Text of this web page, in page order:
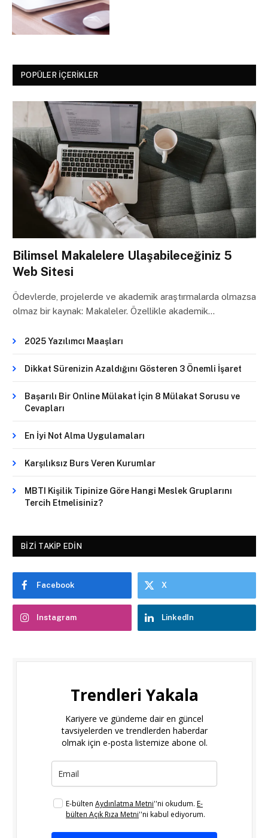
POPÜLER İÇERIKLER
Bilimsel Makalelere Ulaşabileceğiniz 5
Web Sitesi
Ödevlerde, projelerde ve akademik araştırmalarda olmazsa
olmaz bir kaynak: Makaleler. Özellikle akademik…
2025 Yazılımcı Maaşları
Dikkat Sürenizin Azaldığını Gösteren 3 Önemli İşaret
Başarılı Bir Online Mülakat İçin 8 Mülakat Sorusu ve
Cevapları
En İyi Not Alma Uygulamaları
Karşılıksız Burs Veren Kurumlar
MBTI Kişilik Tipinize Göre Hangi Meslek Gruplarını
Tercih Etmelisiniz?
BIZI TAKIP EDIN
Facebook X
Instagram LinkedIn
Trendleri Yakala
Kariyere ve gündeme dair en güncel
tavsiyelerden ve trendlerden haberdar
olmak için e-posta listemize abone ol.
E-bülten Aydınlatma Metni''ni okudum. E-
bülten Açık Rıza Metni''ni kabul ediyorum.